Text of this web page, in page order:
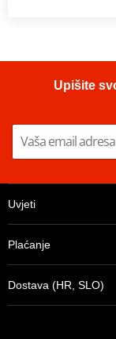
Upišite
Uvjeti
Plaćanje
Dostava (HR, SLO)